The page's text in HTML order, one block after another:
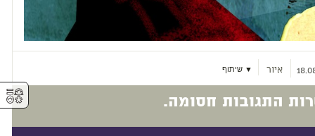
איור ▼ שיתוף
התגובות חסומה. ⚥︎